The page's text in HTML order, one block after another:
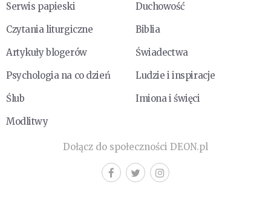
Serwis papieski
Duchowość
Czytania liturgiczne
Biblia
Artykuły blogerów
Świadectwa
Psychologia na co dzień
Ludzie i inspiracje
Ślub
Imiona i święci
Modlitwy
Dołącz do społeczności DEON.pl